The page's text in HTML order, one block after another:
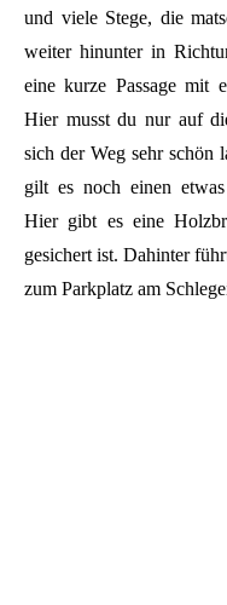
und viele Stege, die
weiter hinunter in
eine kurze Passage mit
Hier musst du nur auf
sich der Weg sehr
gilt es noch einen
Hier gibt es eine
gesichert ist. Dahinter
zum Parkplatz am